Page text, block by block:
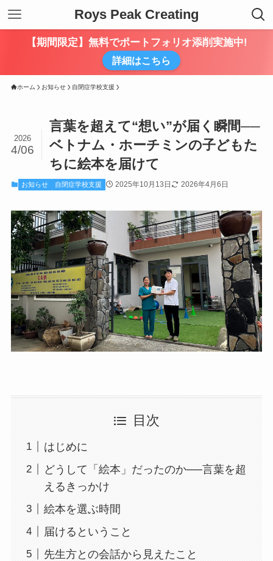
Roys Peak Creating
【期間限定】無料でポートフォリオ添削実施中!
詳細はこちら
ホーム お知らせ 自閉症学校支援
言葉を超えて“想い”が届く瞬間──
ベトナム・ホーチミンの子どもた
ちに絵本を届けて
2026
4/06
お知らせ 自閉症学校支援 2025年10月13日 2026年4月6日
目次
はじめに
どうして「絵本」だったのか──言葉を超
えるきっかけ
絵本を選ぶ時間
届けるということ
先生方との会話から見えたこと